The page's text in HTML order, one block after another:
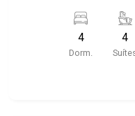
almoço; - cozinha
mezanino; - piscina
com banheiro e
4
Dorm.
4